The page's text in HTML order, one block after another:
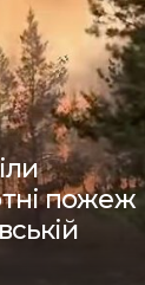
пожеж